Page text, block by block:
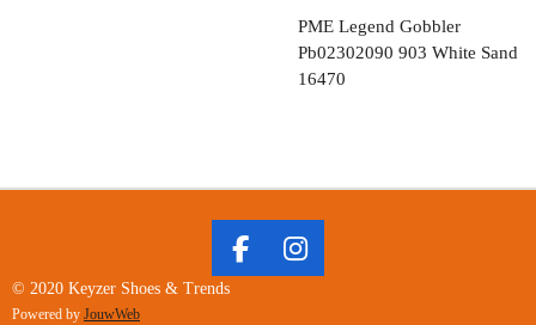
PME Legend Gobbler
Pb02302090 903 White Sand
16470
F
I
© 2020 Keyzer Shoes & Trends
Powered by JouwWeb